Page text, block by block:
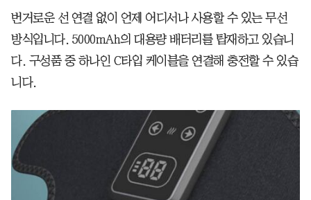
번거로운 선 연결 없이 언제 어디서나 사용할 수 있는 무선
방식입니다. 5000mAh의 대용량 배터리를 탑재하고 있습니
다. 구성품 중 하나인 C타입 케이블을 연결해 충전할 수 있습
니다.